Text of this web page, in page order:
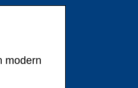
modern